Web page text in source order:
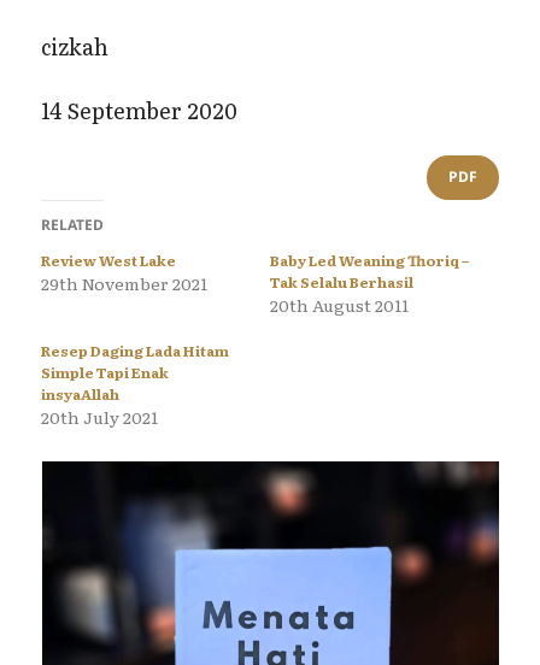
cizkah
14 September 2020
PDF
RELATED
Review West Lake
29th November 2021
Baby Led Weaning Thoriq –
Tak Selalu Berhasil
20th August 2011
Resep Daging Lada Hitam
Simple Tapi Enak
insyaAllah
20th July 2021